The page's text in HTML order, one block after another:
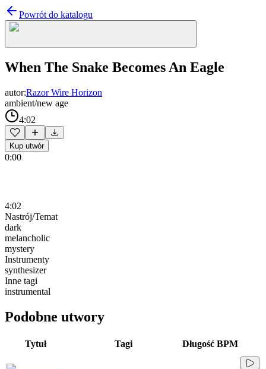
Powrót do katalogu
When The Snake Becomes An Eagle
autor:Razor Wire Horizon
ambient/new age
4:02
Kup utwór
0:00
4:02
Nastrój/Temat
dark
melancholic
mystery
Instrumenty
synthesizer
Inne tagi
instrumental
Podobne utwory
Tytuł Tagi Długość BPM